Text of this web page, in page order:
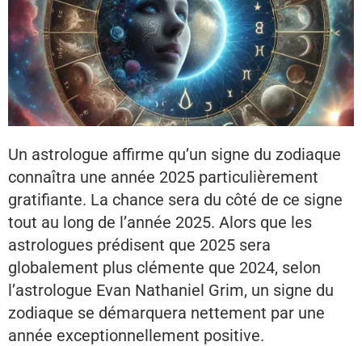
Un astrologue affirme qu’un signe du zodiaque
connaîtra une année 2025 particulièrement
gratifiante. La chance sera du côté de ce signe
tout au long de l’année 2025. Alors que les
astrologues prédisent que 2025 sera
globalement plus clémente que 2024, selon
l’astrologue Evan Nathaniel Grim, un signe du
zodiaque se démarquera nettement par une
année exceptionnellement positive.